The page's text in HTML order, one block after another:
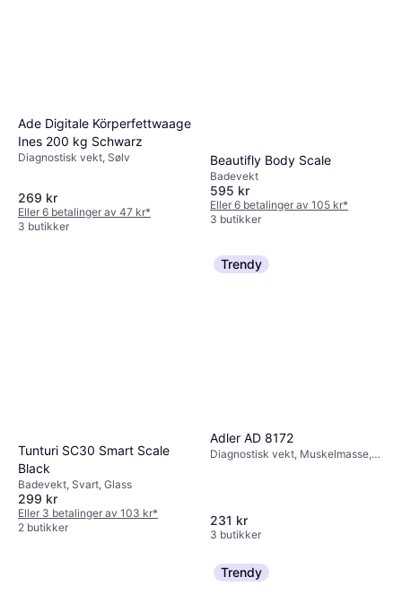
Ade Digitale Körperfettwaage
Ines 200 kg Schwarz
Diagnostisk vekt, Sølv
269 kr
Eller 6 betalinger av 47 kr*
3 butikker
Beautifly Body Scale
Badevekt
595 kr
Eller 6 betalinger av 105 kr*
3 butikker
Tunturi SC30 Smart Scale
Black
Badevekt, Svart, Glass
299 kr
Eller 3 betalinger av 103 kr*
2 butikker
Trendy
Adler AD 8172
Diagnostisk vekt, Muskelmasse,
231 kr
3 butikker
Trendy